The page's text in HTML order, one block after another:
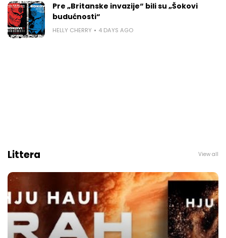
Pre „Britanske invazije“ bili su „Šokovi
budućnosti“
HELLY CHERRY 4 DAYS AGO
Littera View all